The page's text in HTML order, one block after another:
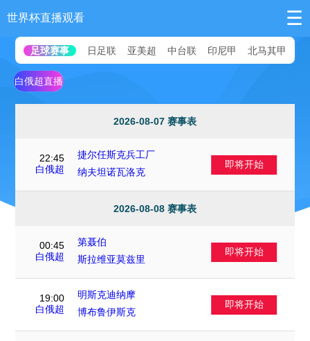
世界杯直播观看 ☰
足球赛事 日足联 亚美超 中台联 印尼甲 北马其甲
白俄超直播
2026-08-07 赛事表
22:45
白俄超
捷尔任斯克兵工厂
VS
纳夫坦诺瓦洛克
即将开始
2026-08-08 赛事表
00:45
白俄超
第聂伯
VS
斯拉维亚莫兹里
即将开始
19:00
白俄超
明斯克迪纳摩
VS
博布鲁伊斯克
即将开始